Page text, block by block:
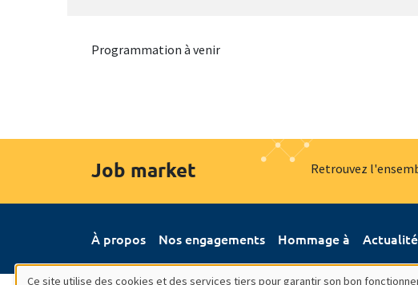
Programmation à venir
Job market Retrouvez
À propos Nos engagements Hommage à
Ce site utilise des cookies et des services tiers pour garantir son bon